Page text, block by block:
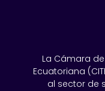
La Cámara
Ecuatoriana
al sector de